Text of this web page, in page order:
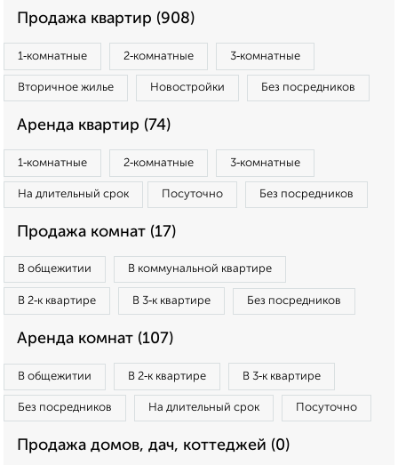
Продажа квартир (908)
1‑комнатные 2‑комнатные 3‑комнатные
Вторичное жилье Новостройки Без посредников
Аренда квартир (74)
1‑комнатные 2‑комнатные 3‑комнатные
На длительный срок Посуточно Без посредников
Продажа комнат (17)
В общежитии В коммунальной квартире
В 2‑к квартире В 3‑к квартире Без посредников
Аренда комнат (107)
В общежитии В 2‑к квартире В 3‑к квартире
Без посредников На длительный срок Посуточно
Продажа домов, дач, коттеджей (0)